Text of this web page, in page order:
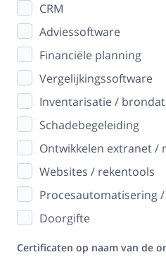
CRM
Adviessoftware
Financiële planning
Vergelijkingssoftware
Inventarisatie /
Schadebegeleiding
Ontwikkelen extranet /
Websites / rekentools
Procesautomatisering /
Doorgifte
Certificaten op naam van de